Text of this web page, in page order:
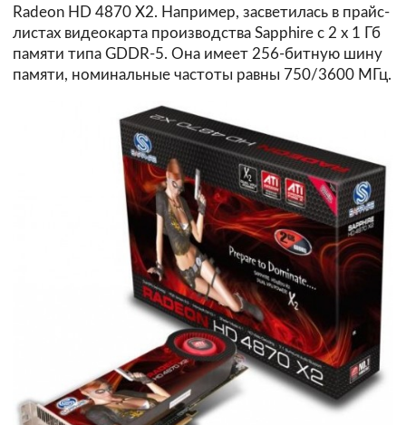
Radeon HD 4870 X2. Например, засветилась в прайс-
листах видеокарта производства Sapphire с 2 х 1 Гб
памяти типа GDDR-5. Она имеет 256-битную шину
памяти, номинальные частоты равны 750/3600 МГц.